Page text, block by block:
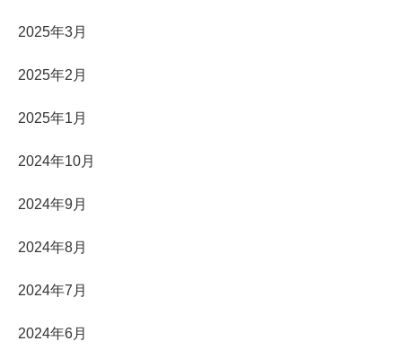
2025年3月
2025年2月
2025年1月
2024年10月
2024年9月
2024年8月
2024年7月
2024年6月